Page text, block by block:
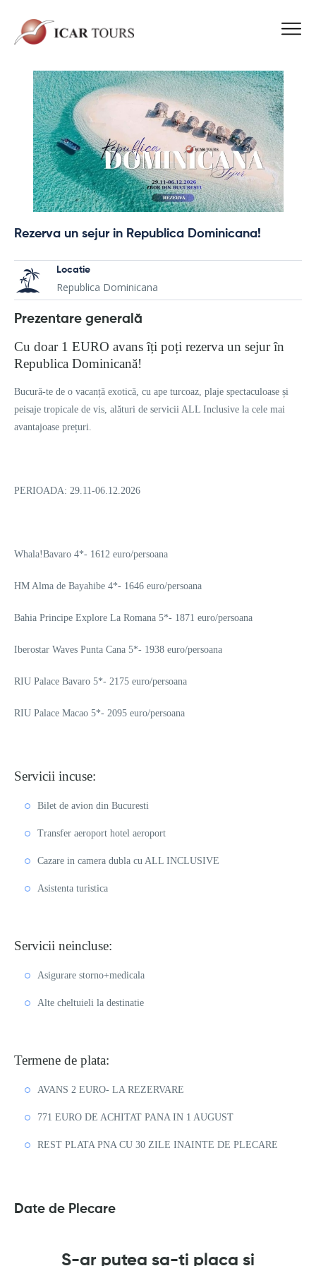
Rezerva un sejur in Republica Dominicana!
Locatie
Republica Dominicana
Prezentare generală
Cu doar 1 EURO avans îți poți rezerva un sejur în
Republica Dominicană!
Bucură-te de o vacanță exotică, cu ape turcoaz, plaje spectaculoase și
peisaje tropicale de vis, alături de servicii ALL Inclusive la cele mai
avantajoase prețuri.
PERIOADA: 29.11-06.12.2026
Whala!Bavaro 4*- 1612 euro/persoana
HM Alma de Bayahibe 4*- 1646 euro/persoana
Bahia Principe Explore La Romana 5*- 1871 euro/persoana
Iberostar Waves Punta Cana 5*- 1938 euro/persoana
RIU Palace Bavaro 5*- 2175 euro/persoana
RIU Palace Macao 5*- 2095 euro/persoana
Servicii incuse:
Bilet de avion din Bucuresti
Transfer aeroport hotel aeroport
Cazare in camera dubla cu ALL INCLUSIVE
Asistenta turistica
Servicii neincluse:
Asigurare storno+medicala
Alte cheltuieli la destinatie
Termene de plata:
AVANS 2 EURO- LA REZERVARE
771 EURO DE ACHITAT PANA IN 1 AUGUST
REST PLATA PNA CU 30 ZILE INAINTE DE PLECARE
Date de Plecare
S-ar putea sa-ti placa si